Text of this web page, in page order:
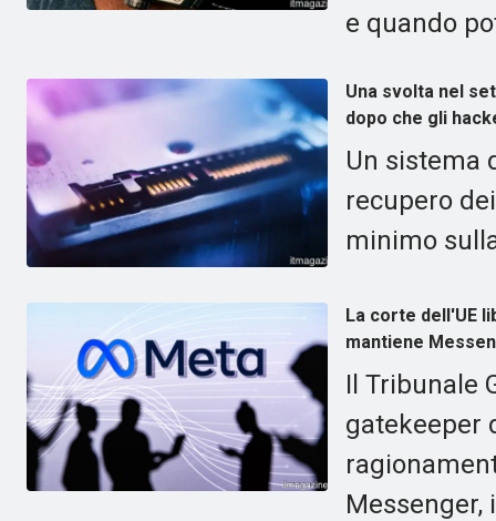
e quando
Una svolta nel
dopo che gli
Un sistema
recupero
minimo
La corte dell'UE
mantiene
Il Tribunale
gatekeeper
Messenger,